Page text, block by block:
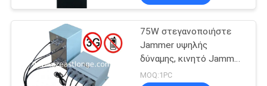
ΕΜΕΊΣ
ΞΕΝΆΓΗΣΗ
ΣΤΟ
Φορητό
τηλεφωνικό
89
75W στεγανοποιήστε
Jammer υψηλής
δύναμης, κινητό Jammer
τηλεφωνικών φυλακών
MOQ:1PC